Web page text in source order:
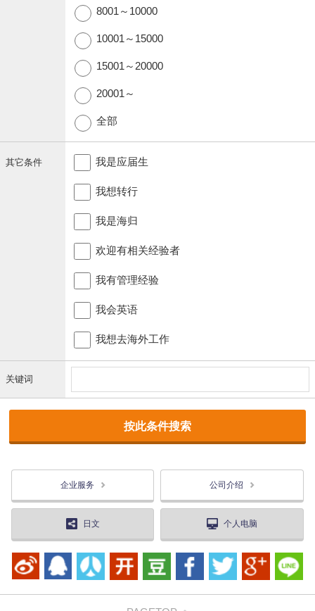
8001～10000
10001～15000
15001～20000
20001～
全部
其它条件 我是应届生
我想转行
我是海归
欢迎有相关经验者
我有管理经验
我会英语
我想去海外工作
关键词
企业服务 公司介绍
日文 个人电脑